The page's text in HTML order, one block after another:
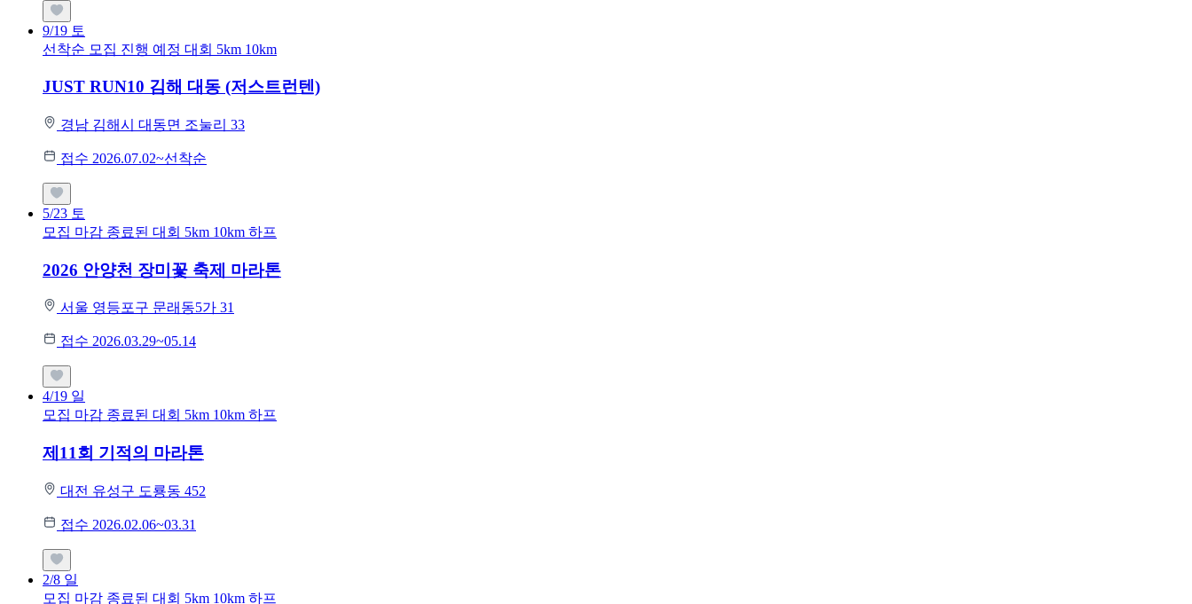
9/19 토
선착순 모집 진행 예정 대회 5km 10km
JUST RUN10 김해 대동 (저스트런텐)
경남 김해시 대동면 조눌리 33
접수 2026.07.02~선착순
5/23 토
모집 마감 종료된 대회 5km 10km 하프
2026 안양천 장미꽃 축제 마라톤
서울 영등포구 문래동5가 31
접수 2026.03.29~05.14
4/19 일
모집 마감 종료된 대회 5km 10km 하프
제11회 기적의 마라톤
대전 유성구 도룡동 452
접수 2026.02.06~03.31
2/8 일
모집 마감 종료된 대회 5km 10km 하프